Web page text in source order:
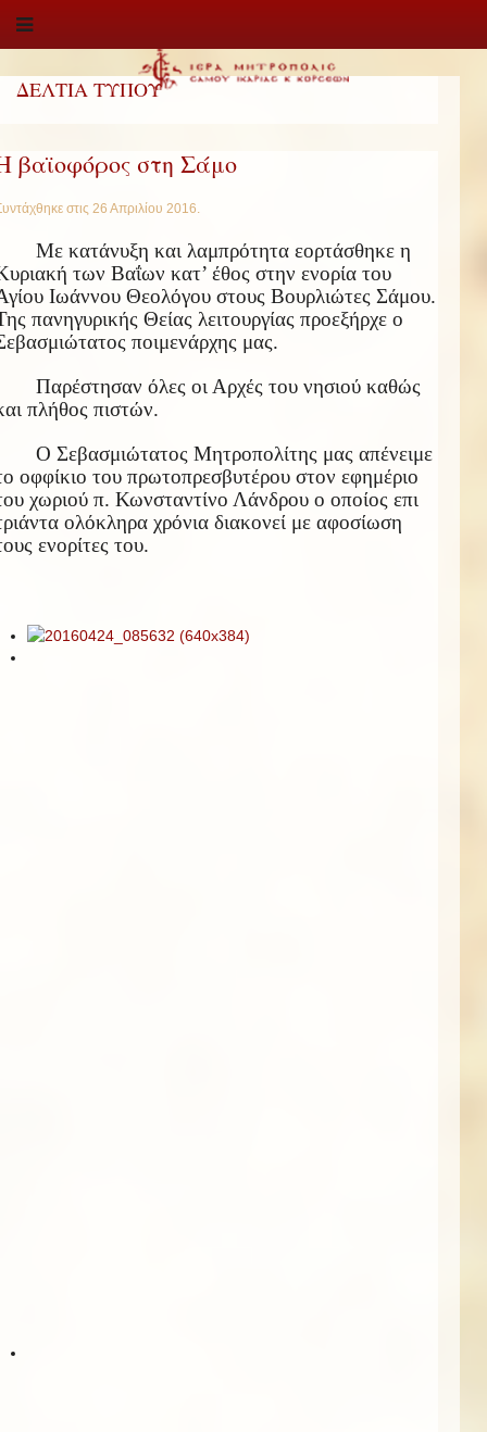
ΔΕΛΤΙΑ ΤΥΠΟΥ
βαϊοφόρος στη Σάμο
στις 26 Απριλίου 2016.
Με κατάνυξη και λαμπρότητα εορτάσθηκε η
των Βαΐων κατ’ έθος στην ενορία του
Ιωάννου Θεολόγου στους Βουρλιώτες Σάμου.
πανηγυρικής Θείας λειτουργίας προεξήρχε ο
ποιμενάρχης μας.
Παρέστησαν όλες οι Αρχές του νησιού καθώς
πλήθος πιστών.
Ο Σεβασμιώτατος Μητροπολίτης μας απένειμε
οφφίκιο του πρωτοπρεσβυτέρου στον εφημέριο
χωριού π. Κωνσταντίνο Λάνδρου ο οποίος επι
ολόκληρα χρόνια διακονεί με αφοσίωση
ενορίτες του.